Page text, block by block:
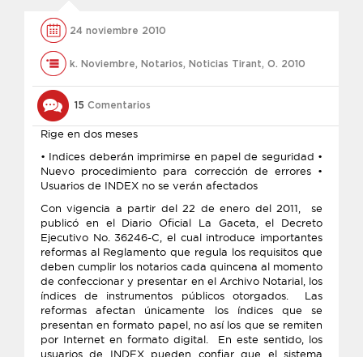
24 noviembre 2010
k. Noviembre, Notarios, Noticias Tirant, O. 2010
15 Comentarios
Rige en dos meses
• Indices deberán imprimirse en papel de seguridad •
Nuevo procedimiento para corrección de errores •
Usuarios de INDEX no se verán afectados
Con vigencia a partir del 22 de enero del 2011, se
publicó en el Diario Oficial La Gaceta, el Decreto
Ejecutivo No. 36246-C, el cual introduce importantes
reformas al Reglamento que regula los requisitos que
deben cumplir los notarios cada quincena al momento
de confeccionar y presentar en el Archivo Notarial, los
índices de instrumentos públicos otorgados. Las
reformas afectan únicamente los índices que se
presentan en formato papel, no así los que se remiten
por Internet en formato digital. En este sentido, los
usuarios de INDEX pueden confiar que el sistema